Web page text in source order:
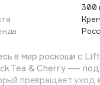
300
в мир роскоши с
Tea & Cherry —
превращает уход